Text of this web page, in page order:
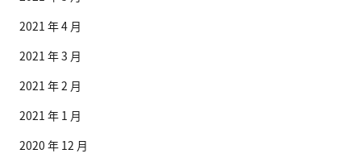
2021 年 4 月
2021 年 3 月
2021 年 2 月
2021 年 1 月
2020 年 12 月